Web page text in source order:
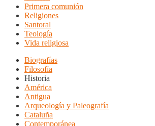
Primera comunión
Religiones
Santoral
Teología
Vida religiosa
Biografías
Filosofía
Historia
América
Antigua
Arqueología y Paleografía
Cataluña
Contemporánea